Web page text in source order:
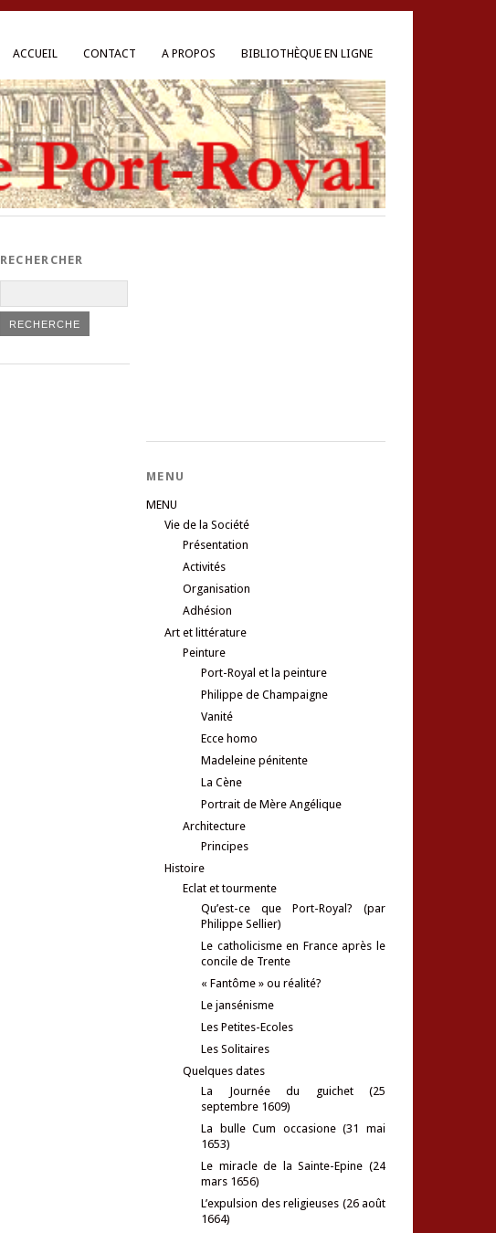
ACCUEIL CONTACT A PROPOS BIBLIOTHÈQUE EN LIGNE
RECHERCHER
MENU
MENU
Vie de la Société
Présentation
Activités
Organisation
Adhésion
Art et littérature
Peinture
Port-Royal et la peinture
Philippe de Champaigne
Vanité
Ecce homo
Madeleine pénitente
La Cène
Portrait de Mère Angélique
Architecture
Principes
Histoire
Eclat et tourmente
Qu’est-ce que Port-Royal? (par
Philippe Sellier)
Le catholicisme en France après le
concile de Trente
« Fantôme » ou réalité?
Le jansénisme
Les Petites-Ecoles
Les Solitaires
Quelques dates
La Journée du guichet (25
septembre 1609)
La bulle Cum occasione (31 mai
1653)
Le miracle de la Sainte-Epine (24
mars 1656)
L’expulsion des religieuses (26 août
1664)